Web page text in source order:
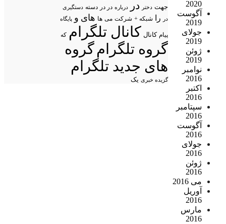
2020
آگوست
2019
جولای
2019
ژوئن
2019
نوامبر
2016
اکتبر
2016
سپتامبر
2016
آگوست
2016
جولای
2016
ژوئن
2016
می 2016
آوریل
2016
مارس
2016
جهت دختر در درباره در در دسته دستگیری
در
را شبکه + شرکت می ها های و پایگاه
پیام کانال کانال تلگرام که
گروه تلگرامگروه
های جدید تلگرام
گزیده خبری یک